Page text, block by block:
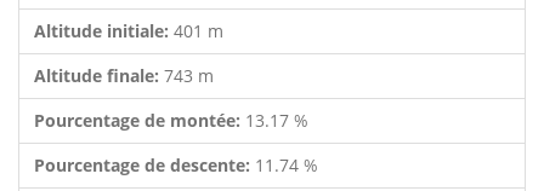
Altitude initiale: 401 m
Altitude finale: 743 m
Pourcentage de montée: 13.17 %
Pourcentage de descente: 11.74 %